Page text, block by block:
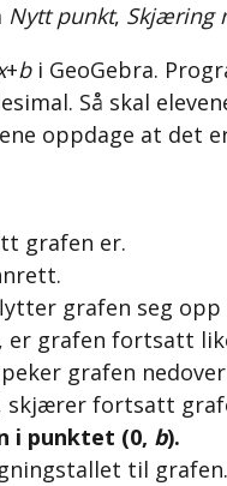
Nytt punkt, Skjæring
+bi GeoGebra.
Så skal
oppdage at det
grafen er.
grafen seg
er grafen fortsatt
grafen
skjærer fortsatt
i punktet (0, b).
til grafen.